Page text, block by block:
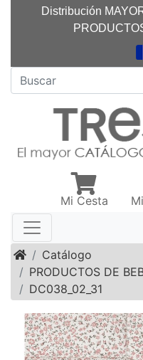
Distribución
Mi Cesta
InicioCatálogo
PRODUCTOS DE
DC038_02_31